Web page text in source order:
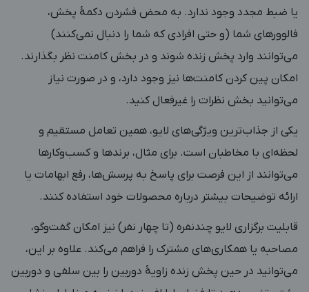
یا ضبط مجدد وجود ندارد. به محض فشردن دکمۀ پخش،
فالوورهای شما (و حتی افرادی که شما را دنبال نمی‌کنند)
می‌توانند وارد پخش زنده شوند و در بخش کامنت نظر بگذارند.
امکان پین کردن کامنت‌ها نیز وجود دارد، و در صورت نیاز
می‌توانید بخش نظرات را غیرفعال کنید.
یکی از جذاب‌ترین ویژگی‌های لایو، همین تعامل مستقیم و
لحظه‌ای با مخاطبان است. برای مثال، برندها و کسب‌وکارها
می‌توانند از این فرصت برای پاسخ به پرسش‌ها، رفع ابهامات یا
ارائه توضیحات بیشتر درباره محصولات خود استفاده کنند.
قابلیت برگزاری لایو چندنفره (تا چهار نفر) نیز امکان گفت‌وگو،
مصاحبه یا همکاری‌های مشترک را فراهم می‌کند. علاوه بر این،
می‌توانید در حین پخش زنده زاویۀ دوربین را بین سلفی و دوربین